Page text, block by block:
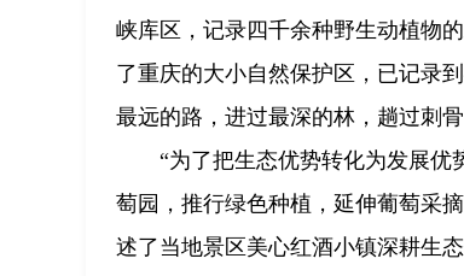
峡库区，记录四千余种野生动植物
了重庆的大小自然保护区，已记录
最远的路，进过最深的林，趟过刺
“为了把生态优势转化为发展
萄园，推行绿色种植，延伸葡萄采
述了当地景区美心红酒小镇深耕生